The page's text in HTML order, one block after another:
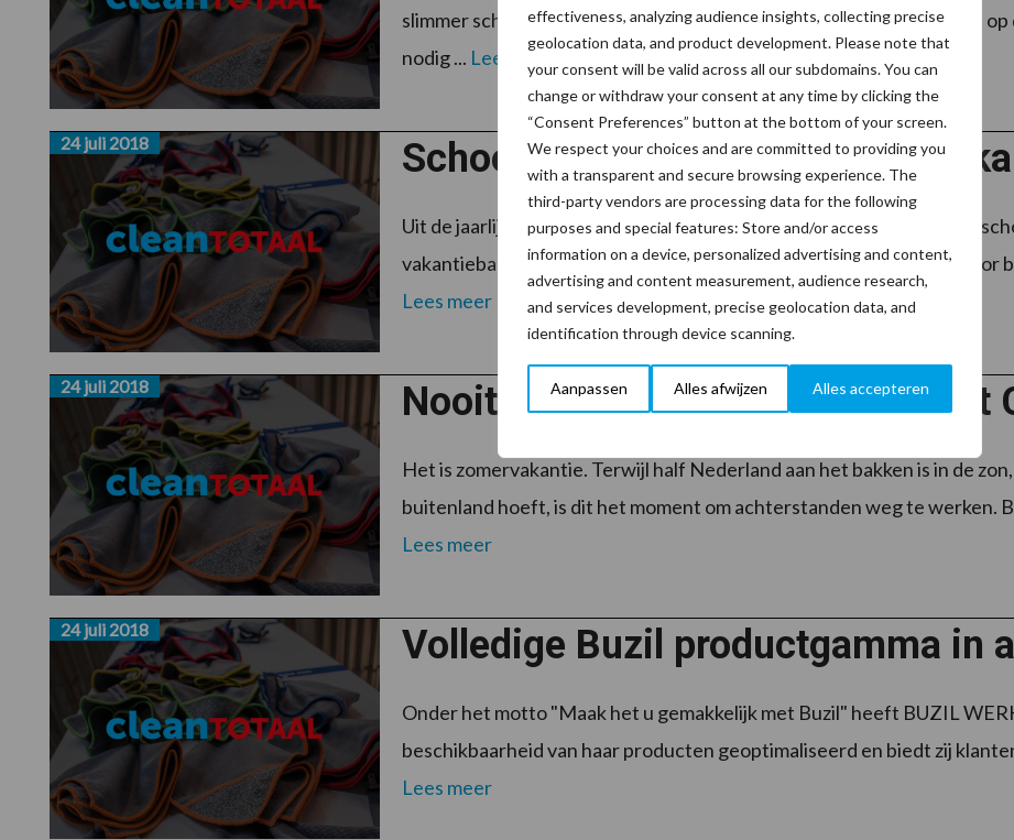
effectiveness, analyzing audience insights, collecting precise
geolocation data, and product development. Please note that
your consent will be valid across all our subdomains. You can
change or withdraw your consent at any time by clicking the
“Consent Preferences” button at the bottom of your screen.
We respect your choices and are committed to providing you
with a transparent and secure browsing experience. The
third-party vendors are processing data for the following
purposes and special features: Store and/or access
information on a device, personalized advertising and content,
advertising and content measurement, audience research,
and services development, precise geolocation data, and
identification through device scanning.
Aanpassen Alles afwijzen Alles accepteren
slimmer schoongemaakt, want mensen en materieel worden ingezet
nodig ... Lees meer
Schoonmaak is best betaalde
24 juli 2018
Uit de jaarlijkse vakantiewerkmonitor van vakbond FNV blijkt dat de
vakantiebaan biedt. Het gemiddelde uurloon ligt op € 11,94. De sector
Lees meer
Nooit meer urinestank met Smart
24 juli 2018
Het is zomervakantie. Terwijl half Nederland aan het bakken is in de
buitenland hoeft, is dit het moment om achterstanden weg te werken.
Lees meer
Volledige Buzil productgamma in
24 juli 2018
Onder het motto "Maak het u gemakkelijk met Buzil" heeft BUZIL
beschikbaarheid van haar producten geoptimaliseerd en biedt zij
Lees meer